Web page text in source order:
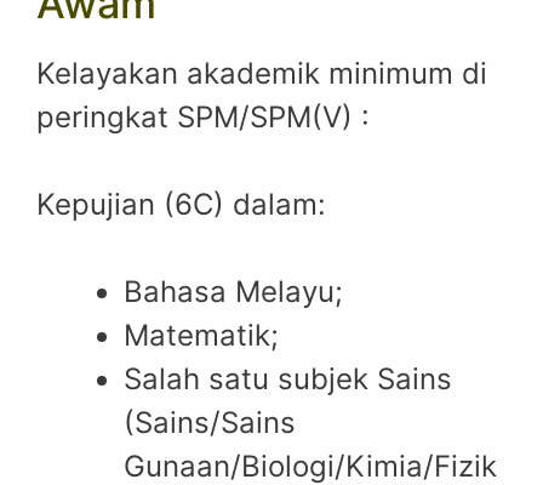
Kelayakan akademik minimum di
peringkat SPM/SPM(V) :
Kepujian (6C) dalam:
Bahasa Melayu;
Matematik;
Salah satu subjek Sains
(Sains/Sains
Gunaan/Biologi/Kimia/Fizik